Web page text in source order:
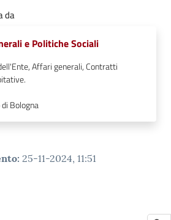
da
e Politiche Sociali
Affari generali, Contratti
Bologna
: 25-11-2024, 11:51